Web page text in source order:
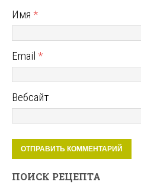
Имя *
Email *
Вебсайт
ПОИСК РЕЦЕПТА